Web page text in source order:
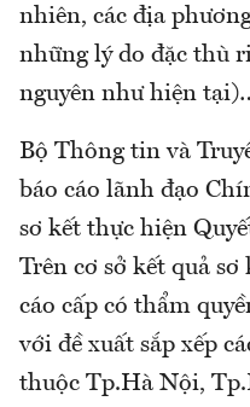
nhiên, các địa
những lý do đặc thù
nguyên như hiện
Bộ Thông tin và
báo cáo lãnh đạo
sơ kết thực hiện
Trên cơ sở kết quả
cáo cấp có thẩm
với đề xuất sắp xếp
thuộc Tp.Hà Nội,